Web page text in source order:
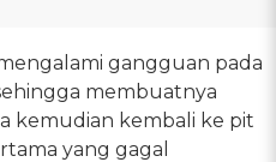
gangguan pada
membuatnya
kemudian kembali ke pit
yang gagal